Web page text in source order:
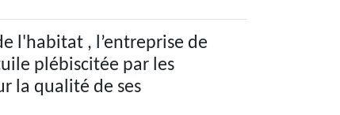
l'habitat , l’entreprise de
plébiscitée par les
la qualité de ses